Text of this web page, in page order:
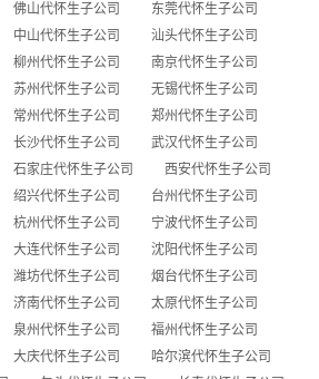
佛山代怀生子公司
东莞代怀生子公司
中山代怀生子公司
汕头代怀生子公司
柳州代怀生子公司
南京代怀生子公司
苏州代怀生子公司
无锡代怀生子公司
常州代怀生子公司
郑州代怀生子公司
长沙代怀生子公司
武汉代怀生子公司
石家庄代怀生子公司
西安代怀生子公司
绍兴代怀生子公司
台州代怀生子公司
杭州代怀生子公司
宁波代怀生子公司
大连代怀生子公司
沈阳代怀生子公司
潍坊代怀生子公司
烟台代怀生子公司
济南代怀生子公司
太原代怀生子公司
泉州代怀生子公司
福州代怀生子公司
大庆代怀生子公司
哈尔滨代怀生子公司